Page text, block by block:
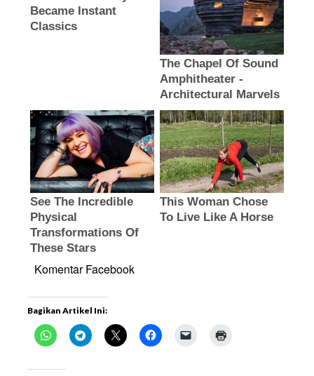
Komentar Facebook
Bagikan Artikel Ini: